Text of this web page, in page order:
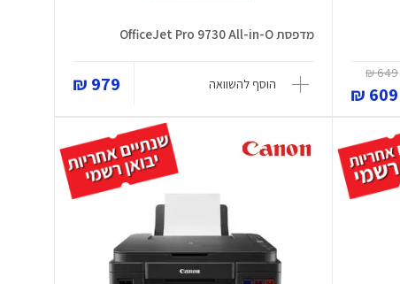
649 ₪
609 ₪
מדפסת OfficeJet Pro 9730 All-in-O
הוסף להשוואה 979 ₪